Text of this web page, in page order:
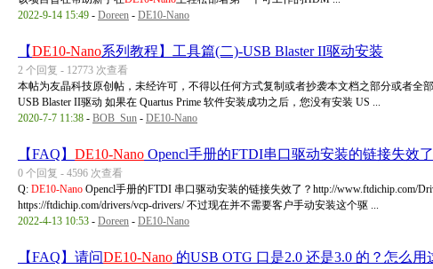
2022-9-14 15:49 - Doreen - DE10-Nano
【DE10-Nano系列教程】工具篇(二)-USB Blaster II驱动安装
2 个回复 - 12773 次查看
本帖为友晶科技原创帖，未经许可，不得以任何方式复制或者抄袭本文档之部分或者全
USB Blaster II驱动 如果在 Quartus Prime 软件安装成功之后，您没有安装 US ...
2020-7-7 11:38 - BOB_Sun - DE10-Nano
【FAQ】 DE10-Nano Opencl手册的FTDI串口驱动安装的链接失效
0 个回复 - 4596 次查看
Q: DE10-Nano Opencl手册的FTDI 串口驱动安装的链接失效了？http://www.ftdichip.com/
https://ftdichip.com/drivers/vcp-drivers/ 不过现在并不需要客户手动安装这个驱 ...
2022-4-13 10:53 - Doreen - DE10-Nano
【FAQ】请问DE10-Nano 的USB OTG 口是2.0 还是3.0 的？怎么用